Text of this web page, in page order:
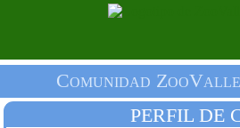
PERFIL DE